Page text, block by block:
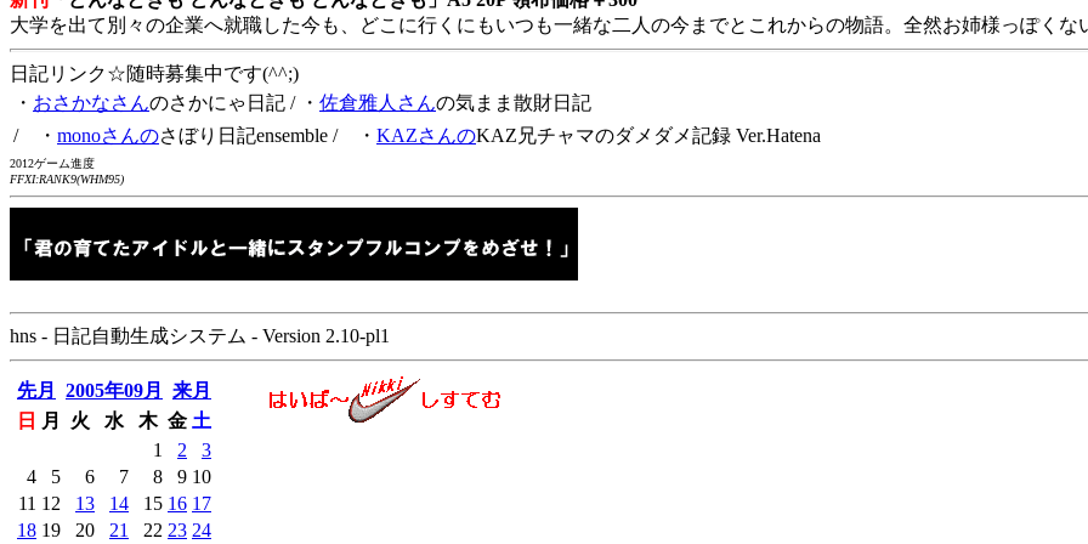
大学を出て別々の企業へ就職した今も、どこに行くにもいつも一緒な二人の今までとこれからの物語。全然お姉様っぽくな
日記リンク☆随時募集中です(^^;)
・ おさかなさんのさかにゃ日記 / ・ 佐倉雅人さんの気まま散財日記
/ ・ monoさんのさぼり日記ensemble / ・ KAZさんのKAZ兄チャマのダメダメ記録 Ver.Hatena
2012ゲーム進度
FFXI:RANK9(WHM95)
hns - 日記自動生成システム - Version 2.10-pl1
先月 2005年09月
来月
日
月 火 水 木 金 土
1
2
3
4
5 6 7 8 9 10
11 12 13 14 15 16 17
18 19 20 21 22 23 24